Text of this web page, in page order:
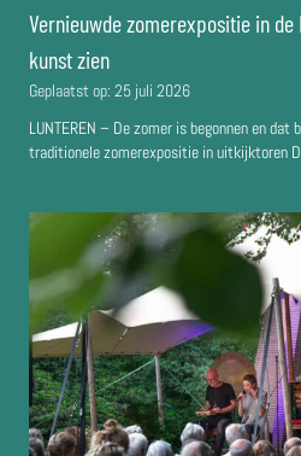
Vernieuwde zomerexpositie in
kunst zien
Geplaatst op: 25 juli 2026
LUNTEREN – De zomer is begonnen en
traditionele zomerexpositie in uitkijktoren